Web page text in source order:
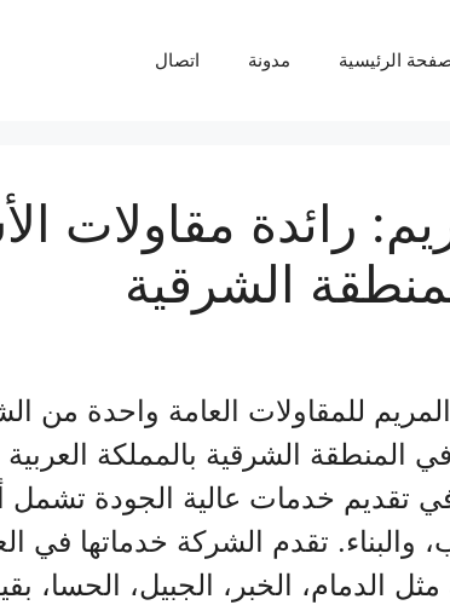
الرئيسية مدونة اتصال
رائدة مقاولات
الشرقية
للمقاولات العامة واحدة من
المنطقة الشرقية بالمملكة العربية
في تقديم خدمات عالية الجودة تشمل
والبناء. تقدم الشركة خدماتها في
الدمام، الخبر، الجبيل، الحسا،